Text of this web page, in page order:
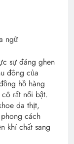
sự đáng ghen
đông của
hồ hàng
rất nổi bật.
da thịt,
cách
khí chất sang